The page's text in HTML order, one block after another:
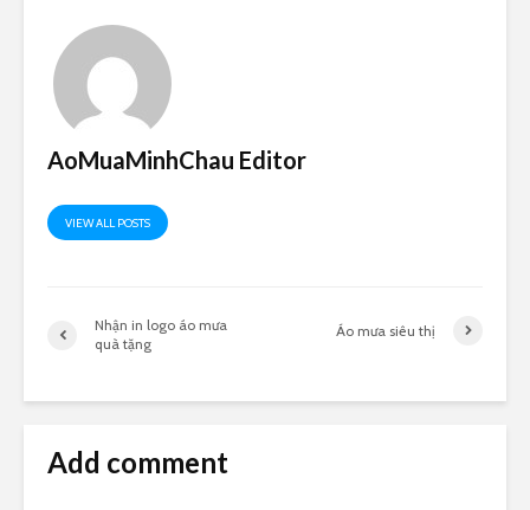
AoMuaMinhChau Editor
VIEW ALL POSTS
Nhận in logo áo mưa
quà tặng
Áo mưa siêu thị
Add comment